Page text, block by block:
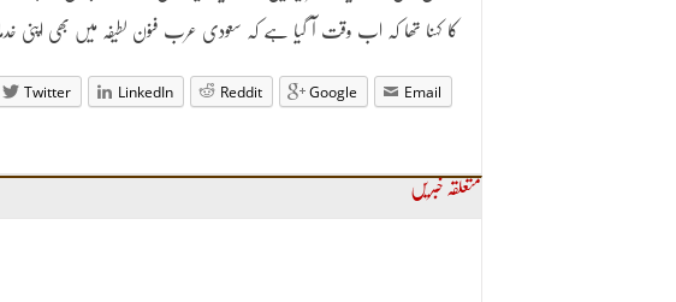
کا کہنا تھا کہ اب وقت آ گیا ہے کہ سعودی عرب فنون لطیفہ میں بھی اپنی
Twitter LinkedIn Reddit Google Email
متعلقہ خبریں